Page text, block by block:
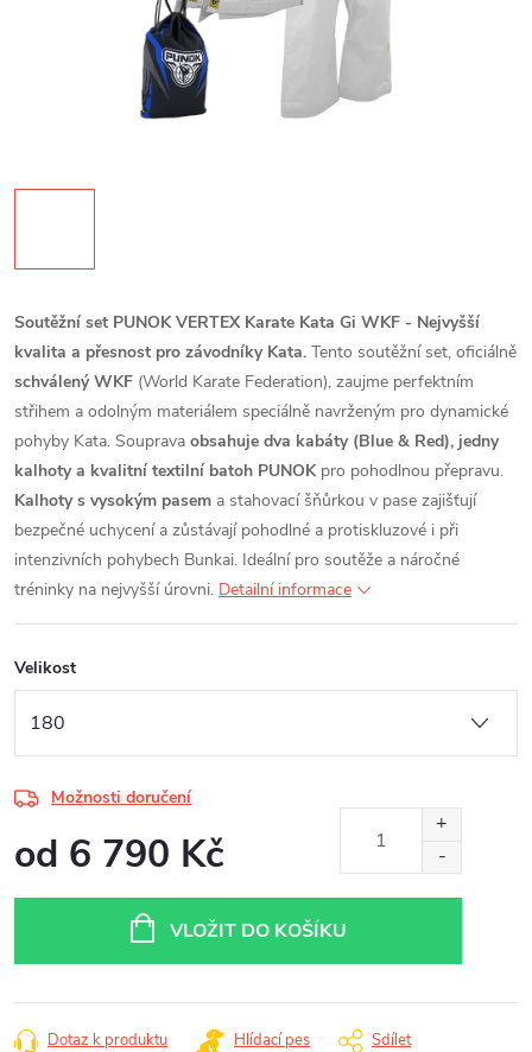
Soutěžní set PUNOK VERTEX Karate Kata Gi WKF - Nejvyšší
kvalita a přesnost pro závodníky Kata. Tento soutěžní set, oficiálně
schválený WKF (World Karate Federation), zaujme perfektním
střihem a odolným materiálem speciálně navrženým pro dynamické
pohyby Kata. Souprava obsahuje dva kabáty (Blue & Red), jedny
kalhoty a kvalitní textilní batoh PUNOKpro pohodlnou přepravu.
Kalhoty s vysokým pasem a stahovací šňůrkou v pase zajišťují
bezpečné uchycení a zůstávají pohodlné a protiskluzové i při
intenzivních pohybech Bunkai. Ideální pro soutěže a náročné
tréninky na nejvyšší úrovni. Detailní informace
Velikost
Možnosti doručení
od 6 790 Kč
VLOŽIT DO KOŠÍKU
Dotaz k produktu Hlídací pes Sdílet